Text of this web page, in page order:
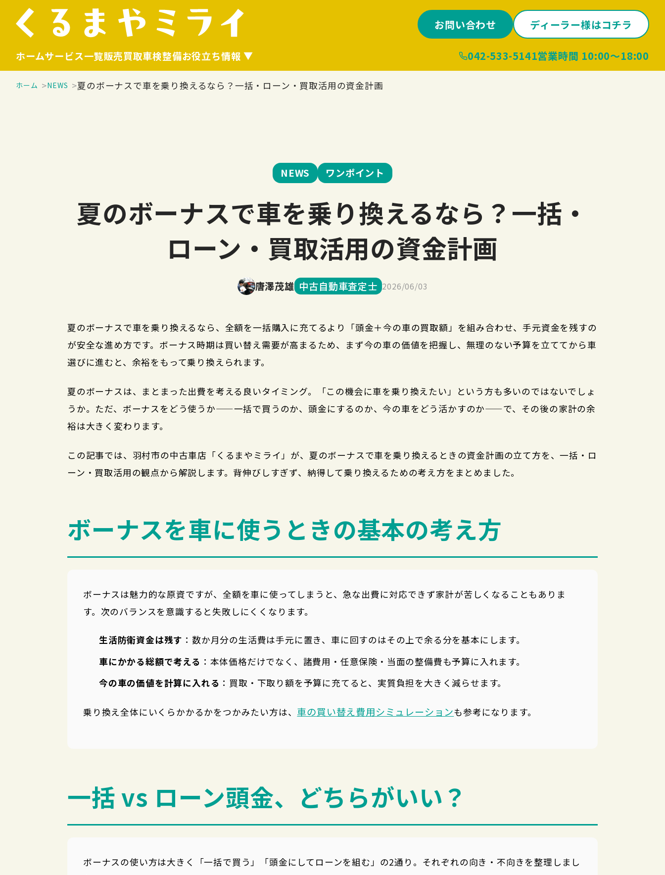
お問い合わせ ディーラー様はコチラ
ホームサービス一覧販売買取車検整備お役立ち情報 042-533-5141営業時間 10:00〜18:00
ホーム NEWS 夏のボーナスで車を乗り換えるなら？一括・ローン・買取活用の資金計画
NEWS ワンポイント
夏のボーナスで車を乗り換えるなら？一括・
ローン・買取活用の資金計画
唐澤茂雄 中古自動車査定士 2026/06/03
夏のボーナスで車を乗り換えるなら、全額を一括購入に充てるより「頭金＋今の車の買取額」を組み合わせ、手元資金を残すの
が安全な進め方です。ボーナス時期は買い替え需要が高まるため、まず今の車の価値を把握し、無理のない予算を立ててから車
選びに進むと、余裕をもって乗り換えられます。
夏のボーナスは、まとまった出費を考える良いタイミング。「この機会に車を乗り換えたい」という方も多いのではないでしょ
うか。ただ、ボーナスをどう使うか——一括で買うのか、頭金にするのか、今の車をどう活かすのか——で、その後の家計の余
裕は大きく変わります。
この記事では、羽村市の中古車店「くるまやミライ」が、夏のボーナスで車を乗り換えるときの資金計画の立て方を、一括・ロ
ーン・買取活用の観点から解説します。背伸びしすぎず、納得して乗り換えるための考え方をまとめました。
ボーナスを車に使うときの基本の考え方
ボーナスは魅力的な原資ですが、全額を車に使ってしまうと、急な出費に対応できず家計が苦しくなることもありま
す。次のバランスを意識すると失敗しにくくなります。
生活防衛資金は残す ：数か月分の生活費は手元に置き、車に回すのはその上で余る分を基本にします。
車にかかる総額で考える ：本体価格だけでなく、諸費用・任意保険・当面の整備費も予算に入れます。
今の車の価値を計算に入れる ：買取・下取り額を予算に充てると、実質負担を大きく減らせます。
乗り換え全体にいくらかかるかをつかみたい方は、 車の買い替え費用シミュレーションも参考になります。
一括 vs ローン頭金、どちらがいい？
ボーナスの使い方は大きく「一括で買う」「頭金にしてローンを組む」の2通り。それぞれの向き・不向きを整理しまし